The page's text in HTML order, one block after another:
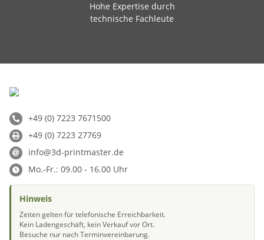
Hohe Expertise durch
technische Fachleute
+49 (0) 7223 7671500
+49 (0) 7223 27769
info@3d-printmaster.de
Mo.-Fr.: 09.00 - 16.00 Uhr
Hinweis
Zeiten gelten für telefonische Erreichbarkeit.
Kein Ladengeschäft, kein Verkauf vor Ort.
Besuche nur nach Terminvereinbarung.